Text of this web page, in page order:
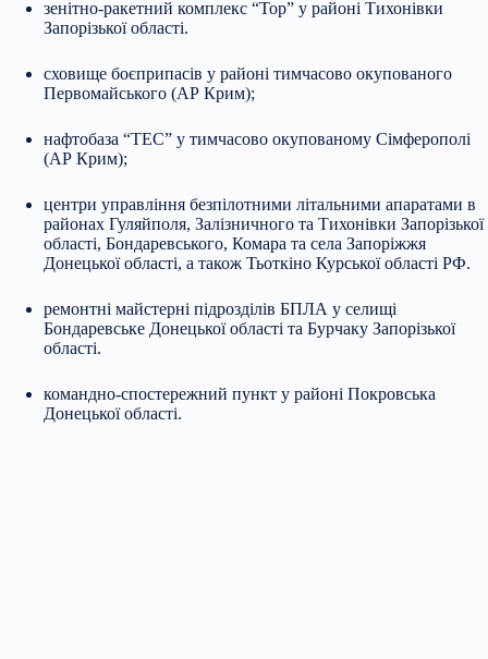
зенітно-ракетний комплекс “Тор” у районі Тихонівки
Запорізької області.
сховище боєприпасів у районі тимчасово окупованого
Первомайського (АР Крим);
нафтобаза “ТЕС” у тимчасово окупованому Сімферополі
(АР Крим);
центри управління безпілотними літальними апаратами в
районах Гуляйполя, Залізничного та Тихонівки Запорізької
області, Бондаревського, Комара та села Запоріжжя
Донецької області, а також Тьоткіно Курської області РФ.
ремонтні майстерні підрозділів БПЛА у селищі
Бондаревське Донецької області та Бурчаку Запорізької
області.
командно-спостережний пункт у районі Покровська
Донецької області.